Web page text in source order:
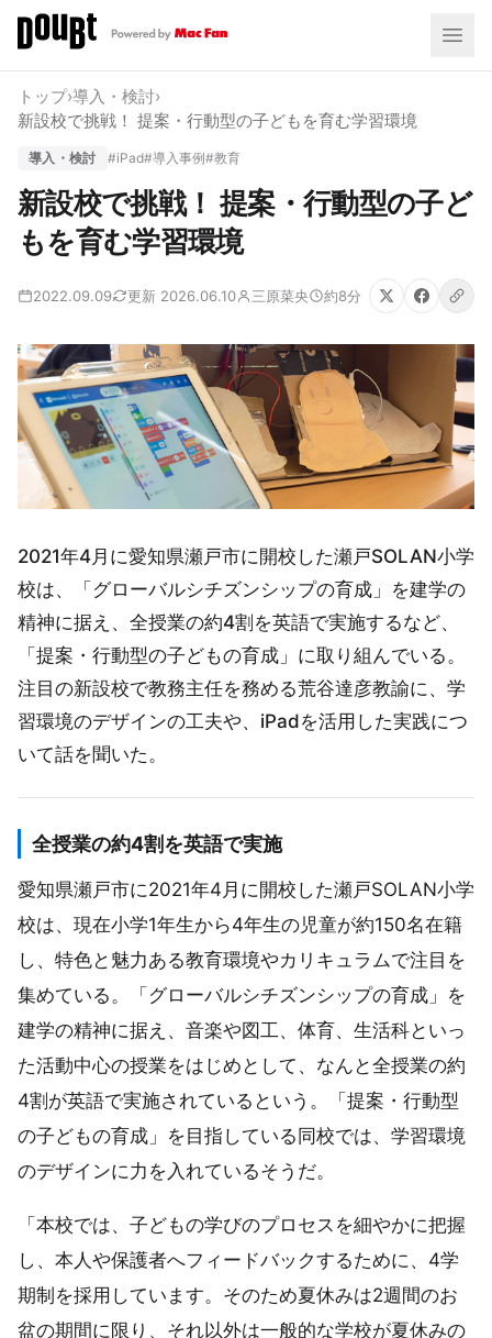
トップ›導入・検討›
新設校で挑戦！ 提案・行動型の子どもを育む学習環境
導入・検討 #iPad#導入事例#教育
新設校で挑戦！ 提案・行動型の子ど
もを育む学習環境
2022.09.09 更新 2026.06.10 三原菜央 約8分
2021年4月に愛知県瀬戸市に開校した瀬戸SOLAN小学
校は、「グローバルシチズンシップの育成」を建学の
精神に据え、全授業の約4割を英語で実施するなど、
「提案・行動型の子どもの育成」に取り組んでいる。
注目の新設校で教務主任を務める荒谷達彦教諭に、学
習環境のデザインの工夫や、iPadを活用した実践につ
いて話を聞いた。
全授業の約4割を英語で実施
愛知県瀬戸市に2021年4月に開校した瀬戸SOLAN小学
校は、現在小学1年生から4年生の児童が約150名在籍
し、特色と魅力ある教育環境やカリキュラムで注目を
集めている。「グローバルシチズンシップの育成」を
建学の精神に据え、音楽や図工、体育、生活科といっ
た活動中心の授業をはじめとして、なんと全授業の約
4割が英語で実施されているという。「提案・行動型
の子どもの育成」を目指している同校では、学習環境
のデザインに力を入れているそうだ。
「本校では、子どもの学びのプロセスを細やかに把握
し、本人や保護者へフィードバックするために、4学
期制を採用しています。そのため夏休みは2週間のお
盆の期間に限り、それ以外は一般的な学校が夏休みの